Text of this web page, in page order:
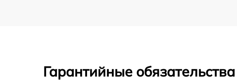
Гарантийные